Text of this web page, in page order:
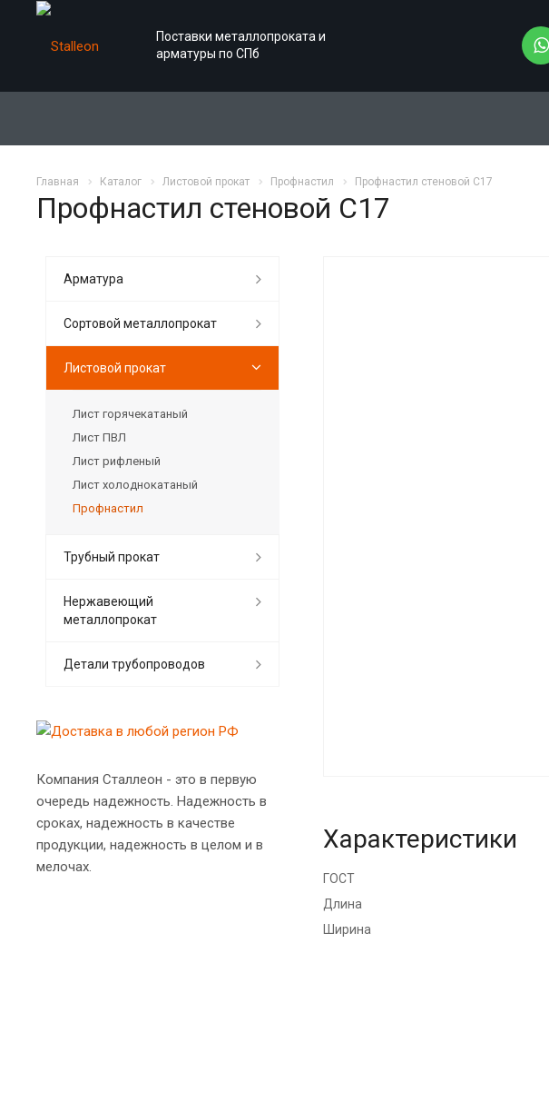
Поставки металлопроката и
арматуры по СПб
Главная Каталог Листовой прокат Профнастил Профнастил стеновой С17
Профнастил стеновой С17
Характеристики
ГОСТ
Длина
Ширина
Арматура
Сортовой металлопрокат
Листовой прокат
Лист горячекатаный
Лист ПВЛ
Лист рифленый
Лист холоднокатаный
Профнастил
Трубный прокат
Нержавеющий
металлопрокат
Детали трубопроводов
Компания Сталлеон - это в первую
очередь надежность. Надежность в
сроках, надежность в качестве
продукции, надежность в целом и в
мелочах.